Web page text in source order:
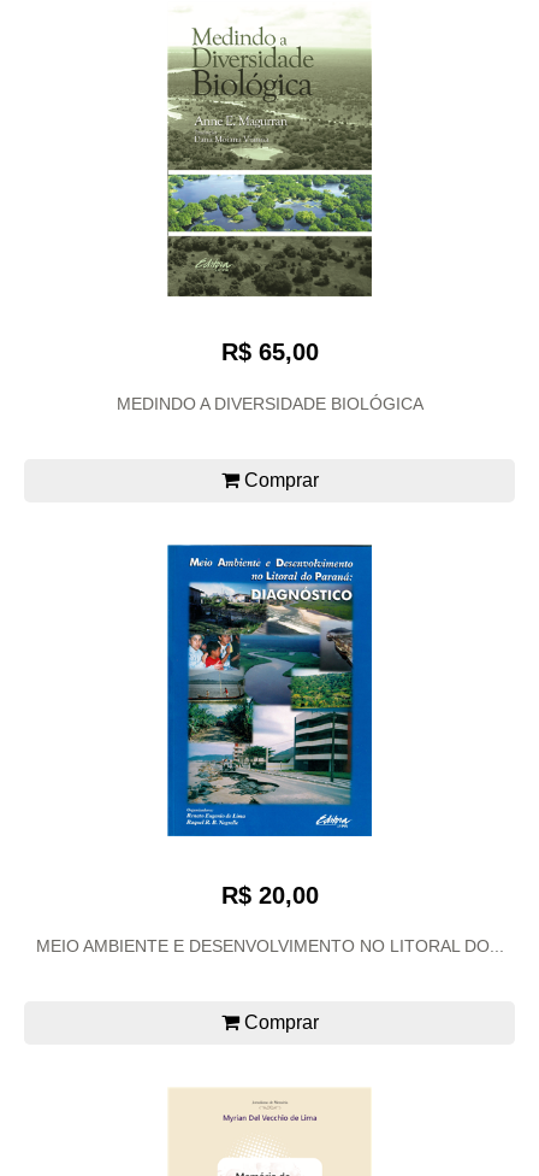
R$ 65,00
MEDINDO A DIVERSIDADE BIOLÓGICA
Comprar
R$ 20,00
MEIO AMBIENTE E DESENVOLVIMENTO NO LITORAL DO...
Comprar